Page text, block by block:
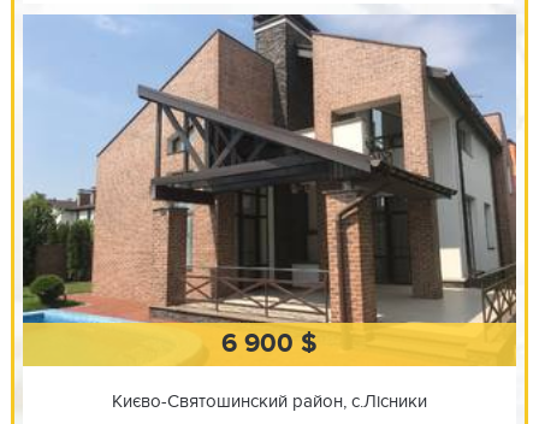
6 900 $
Києво-Святошинский район, с.Лісники